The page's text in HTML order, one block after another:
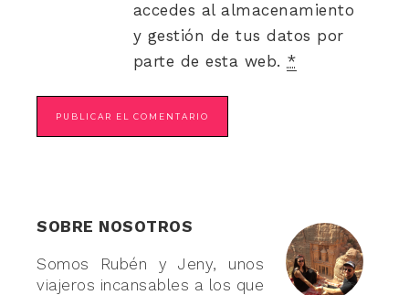
accedes al almacenamiento
y gestión de tus datos por
parte de esta web. *
SOBRE NOSOTROS
Somos Rubén y Jeny, unos
viajeros incansables a los que